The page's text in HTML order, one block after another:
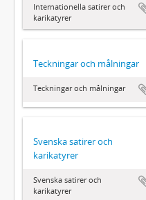
Internationella satirer och
karikatyrer
Teckningar och målningar
Teckningar och målningar
Svenska satirer och
karikatyrer
Svenska satirer och
karikatyrer